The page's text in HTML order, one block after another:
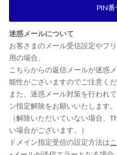
PIN
迷惑メールについて
お客さまのメール受信設定やフ
用の場合、
こちらからの返信メールが迷惑
能性がございますのでご注意くだ
また、迷惑メール対策を行われ
ン指定解除をお願いいたします。
（解除いただいていない場合、
い場合がございます。）
ドメイン指定受信の設定方法は